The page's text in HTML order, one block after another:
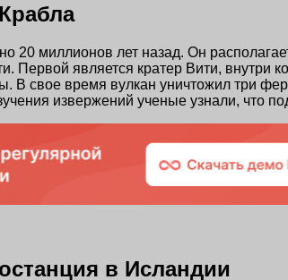
20 миллионов лет назад. Он
Первой является кратер Вити,
В свое время вулкан уничтожил три
извержений ученые узнали, что
в Исландии